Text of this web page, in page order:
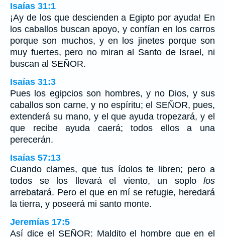
Isaías 31:1
¡Ay de los que descienden a Egipto por ayuda! En
los caballos buscan apoyo, y confían en los carros
porque son muchos, y en los jinetes porque son
muy fuertes, pero no miran al Santo de Israel, ni
buscan al SEÑOR.
Isaías 31:3
Pues los egipcios son hombres, y no Dios, y sus
caballos son carne, y no espíritu; el SEÑOR, pues,
extenderá su mano, y el que ayuda tropezará, y el
que recibe ayuda caerá; todos ellos a una
perecerán.
Isaías 57:13
Cuando clames, que tus ídolos te libren; pero a
todos se los llevará el viento, un soplo los
arrebatará. Pero el que en mí se refugie, heredará
la tierra, y poseerá mi santo monte.
Jeremías 17:5
Así dice el SEÑOR: Maldito el hombre que en el